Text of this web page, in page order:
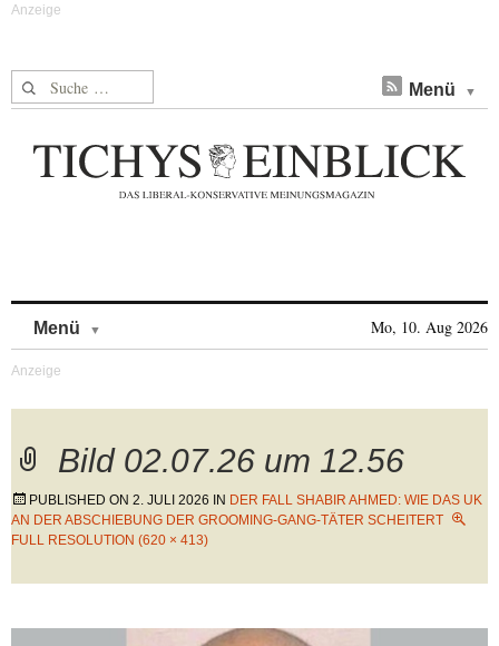
Suche nach: Menü
Menü Mo, 10. Aug 2026
Bild 02.07.26 um 12.56
PUBLISHED ON 2. JULI 2026 IN DER FALL SHABIR AHMED: WIE DAS UK
AN DER ABSCHIEBUNG DER GROOMING-GANG-TÄTER SCHEITERT
FULL RESOLUTION (620 × 413)